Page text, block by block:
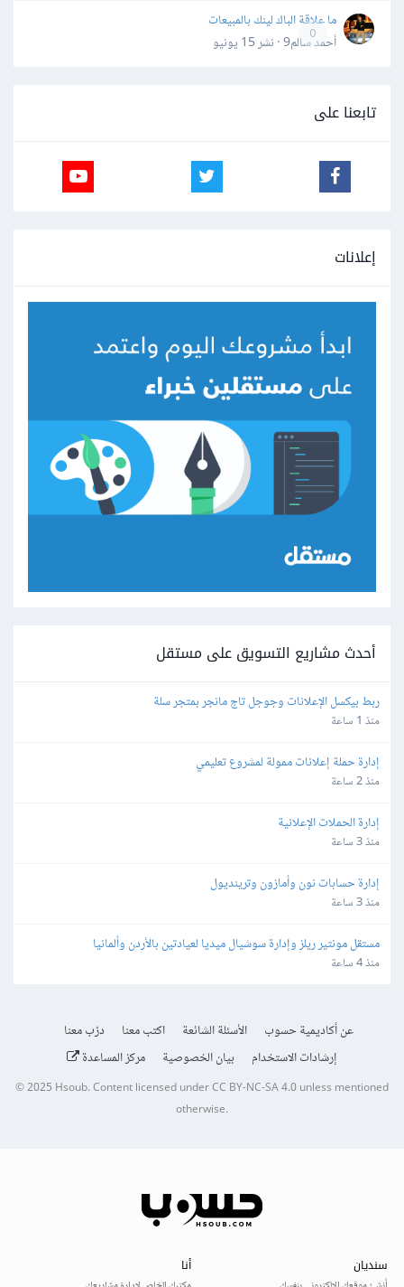
0
ما علاقة الباك لينك بالمبيعات
أحمد سالم9 · نشر
15 يونيو
تابعنا على
إعلانات
أحدث مشاريع التسويق على مستقل
ربط بيكسل الإعلانات وجوجل تاج مانجر بمتجر سلة
منذ 1 ساعة
إدارة حملة إعلانات ممولة لمشروع تعليمي
منذ 2 ساعة
إدارة الحملات الإعلانية
منذ 3 ساعة
إدارة حسابات نون وأمازون وترينديول
منذ 3 ساعة
مستقل مونتير ريلز وإدارة سوشيال ميديا لعيادتين بالأردن وألمانيا
منذ 4 ساعة
عن أكاديمية حسوب الأسئلة الشائعة اكتب معنا
درّب معنا
إرشادات الاستخدام
بيان الخصوصية مركز المساعدة
© 2025 Hsoub.Content licensed underCC BY-NC-SA 4.0unless mentioned
otherwise.